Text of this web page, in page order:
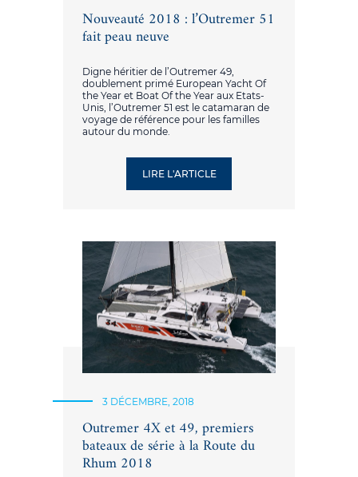
Nouveauté 2018 : l’Outremer 51
fait peau neuve
Digne héritier de l’Outremer 49,
doublement primé European Yacht Of
the Year et Boat Of the Year aux Etats-
Unis, l’Outremer 51 est le catamaran de
voyage de référence pour les familles
autour du monde.
LIRE L'ARTICLE
3 DÉCEMBRE, 2018
Outremer 4X et 49, premiers
bateaux de série à la Route du
Rhum 2018